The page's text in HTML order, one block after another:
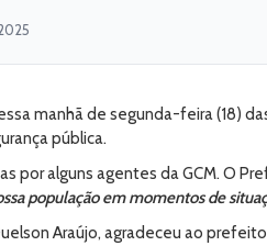
manhã de segunda-feira (18)
pública.
por alguns agentes da GCM. O
população em momentos de
Araújo, agradeceu ao